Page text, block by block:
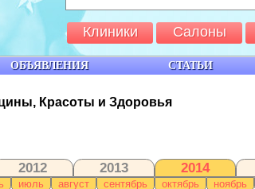
Красоты и Здоровья
2012 2013 2014
июль август сентябрь октябрь ноябрь
ОБЪЯВЛЕНИЯ СТАТЬИ
Клиники Салоны